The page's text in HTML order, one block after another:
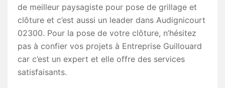
de meilleur paysagiste pour pose de grillage et
clôture et c’est aussi un leader dans Audignicourt
02300. Pour la pose de votre clôture, n’hésitez
pas à confier vos projets à Entreprise Guillouard
car c’est un expert et elle offre des services
satisfaisants.